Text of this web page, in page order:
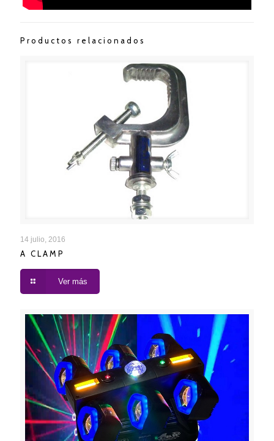
Productos relacionados
14 julio, 2016
A CLAMP
Ver más